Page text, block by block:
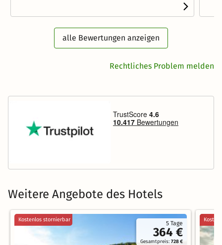
alle Bewertungen anzeigen
Rechtliches Problem melden
Weitere Angebote des Hotels
5 Tage
364 €
Gesamtpreis:728 €
Kostenlos stornierbar